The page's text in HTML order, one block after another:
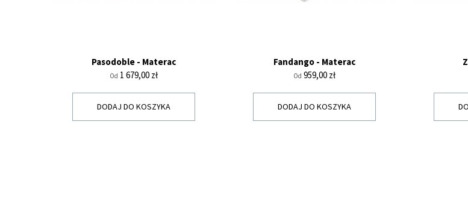
Pasodoble - Materac
Od Cena
1 679,00 zł
DODAJ DO KOSZYKA
Fandango - Materac
Od Cena
959,00 zł
DODAJ DO KOSZYKA